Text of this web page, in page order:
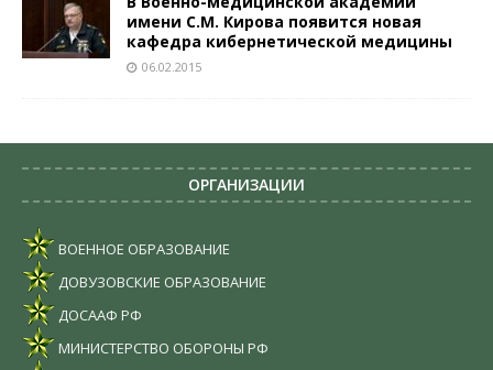
имени С.М. Кирова появится новая
кафедра кибернетической медицины
06.02.2015
ОРГАНИЗАЦИИ
ВОЕННОЕ ОБРАЗОВАНИЕ
ДОВУЗОВСКИЕ ОБРАЗОВАНИЕ
ДОСААФ РФ
МИНИСТЕРСТВО ОБОРОНЫ РФ